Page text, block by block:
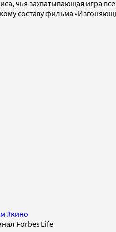
чья захватывающая игра
составу фильма
#кино
Forbes Life